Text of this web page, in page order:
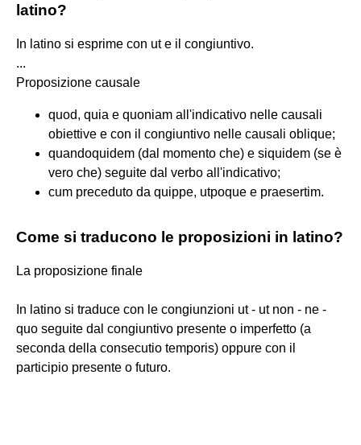
latino?
In latino si esprime con ut e il congiuntivo.
...
Proposizione causale
quod, quia e quoniam all'indicativo nelle causali
obiettive e con il congiuntivo nelle causali oblique;
quandoquidem (dal momento che) e siquidem (se è
vero che) seguite dal verbo all'indicativo;
cum preceduto da quippe, utpoque e praesertim.
Come si traducono le proposizioni in latino?
La proposizione finale
In latino si traduce con le congiunzioni ut - ut non - ne -
quo seguite dal congiuntivo presente o imperfetto (a
seconda della consecutio temporis) oppure con il
participio presente o futuro.